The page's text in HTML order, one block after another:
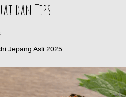
dan Tips
Jepang Asli 2025